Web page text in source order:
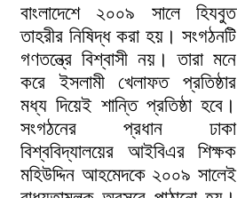
বাংলাদেশে ২০০৯ সালে হিযবুত
তাহরীর নিষিদ্ধ করা হয়। সংগঠনটি
গণতন্ত্রে বিশ্বাসী নয়। তারা মনে
করে ইসলামী খেলাফত প্রতিষ্ঠার
মধ্য দিয়েই শান্তি প্রতিষ্ঠা হবে।
সংগঠনের প্রধান ঢাকা
বিশ্ববিদ্যালয়ের আইবিএর শিক্ষক
মহিউদ্দিন আহমেদকে ২০০৯ সালেই